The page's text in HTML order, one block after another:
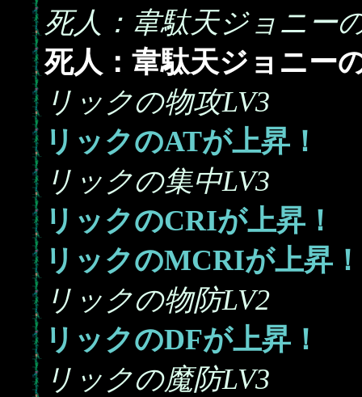
死人：韋駄天ジョニー
死人：韋駄天ジョニー
リックの物攻LV3
リックのATが上昇！
リックの集中LV3
リックのCRIが上昇！
リックのMCRIが上昇！
リックの物防LV2
リックのDFが上昇！
リックの魔防LV3